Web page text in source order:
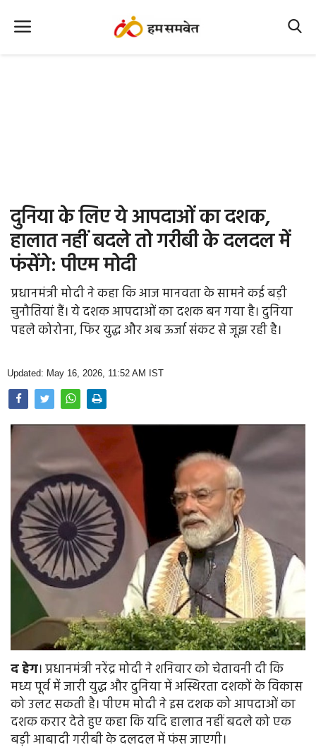
Office Office
Political Gossips
Farm & Food
Opinion
Photo Gallery
Home
दुनिया के लिए ये आपदाओं का दशक,
हालात नहीं बदले तो गरीबी के दलदल में
फंसेंगे: पीएम मोदी
प्रधानमंत्री मोदी ने कहा कि आज मानवता के सामने कई बड़ी
चुनौतियां हैं। ये दशक आपदाओं का दशक बन गया है। दुनिया
पहले कोरोना, फिर युद्ध और अब ऊर्जा संकट से जूझ रही है।
Updated: May 16, 2026, 11:52 AM IST
दहेग। प्रधानमंत्री नरेंद्र मोदी ने शनिवार को चेतावनी दी कि
मध्य पूर्व में जारी युद्ध और दुनिया में अस्थिरता दशकों के विकास
को उलट सकती है। पीएम मोदी ने इस दशक को आपदाओं का
दशक करार देते हुए कहा कि यदि हालात नहीं बदले को एक
बड़ी आबादी गरीबी के दलदल में फंस जाएगी।